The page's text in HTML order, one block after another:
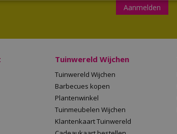
Aanmelden
Tuinwereld Wijchen
Tuinwereld Wijchen
Barbecues kopen
Plantenwinkel
Tuinmeubelen Wijchen
Klantenkaart Tuinwereld